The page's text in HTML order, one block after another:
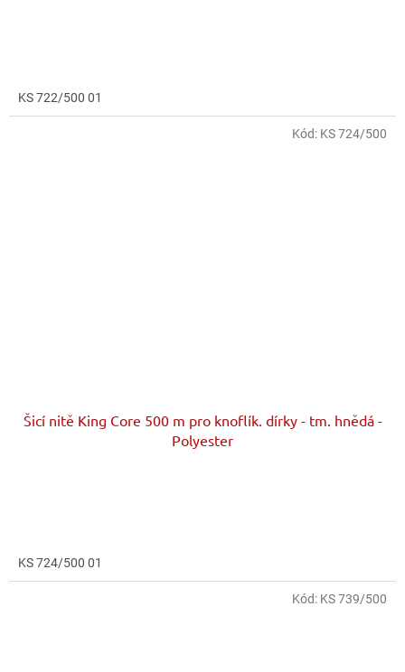
KS 722/500 01
Šicí nitě King Core 500 m pro knoflík. dírky - tm. hnědá -
Polyester
KS 724/500 01
Kód: KS 724/500
Kód: KS 739/500